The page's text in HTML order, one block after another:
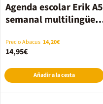
Agenda escolar Erik A5
semanal multilingüe
Precio Abacus 14,20€
14,95€
Añadir a la cesta